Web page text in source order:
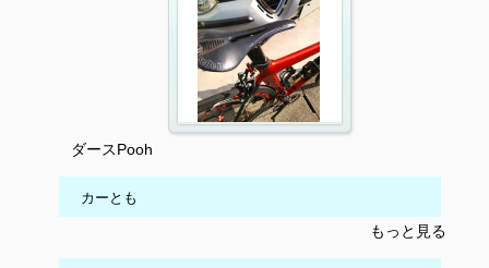
ダースPooh
カーとも
もっと見る